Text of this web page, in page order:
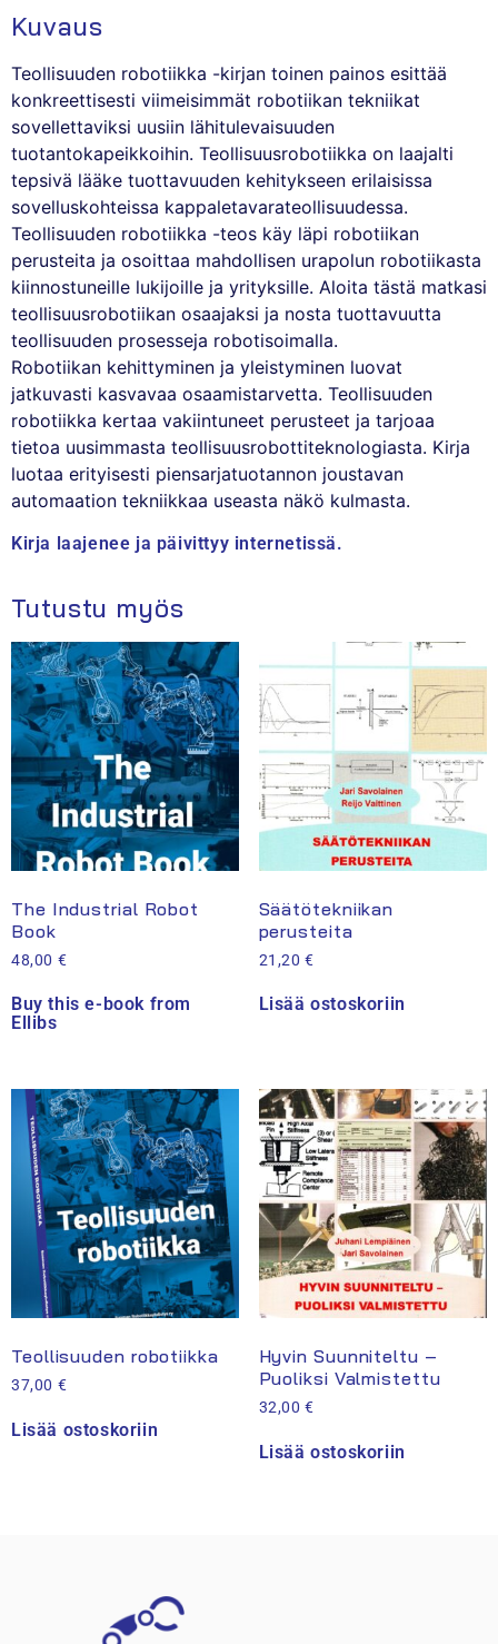
Kuvaus
Teollisuuden robotiikka -kirjan toinen painos esittää
konkreettisesti viimeisimmät robotiikan tekniikat
sovellettaviksi uusiin lähitulevaisuuden
tuotantokapeikkoihin. Teollisuusrobotiikka on laajalti
tepsivä lääke tuottavuuden kehitykseen erilaisissa
sovelluskohteissa kappaletavarateollisuudessa.
Teollisuuden robotiikka -teos käy läpi robotiikan
perusteita ja osoittaa mahdollisen urapolun robotiikasta
kiinnostuneille lukijoille ja yrityksille. Aloita tästä matkasi
teollisuusrobotiikan osaajaksi ja nosta tuottavuutta
teollisuuden prosesseja robotisoimalla.
Robotiikan kehittyminen ja yleistyminen luovat
jatkuvasti kasvavaa osaamistarvetta. Teollisuuden
robotiikka kertaa vakiintuneet perusteet ja tarjoaa
tietoa uusimmasta teollisuusrobottiteknologiasta. Kirja
luotaa erityisesti piensarjatuotannon joustavan
automaation tekniikkaa useasta näkö kulmasta.
Kirja laajenee ja päivittyy internetissä.
Tutustu myös
The Industrial Robot
Book
48,00 €
Buy this e-book from
Ellibs
Säätötekniikan
perusteita
21,20€
Lisää ostoskoriin
Teollisuuden robotiikka
37,00 €
Lisää ostoskoriin
Hyvin Suunniteltu –
Puoliksi Valmistettu
32,00€
Lisää ostoskoriin